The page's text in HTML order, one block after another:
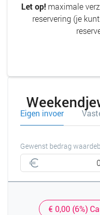
Let op!maximale
reservering (je kunt
Eigen invoer
Gewenst bedrag
€ 0,00 (6%)